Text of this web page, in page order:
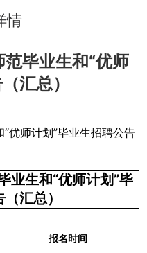
情
毕业生和“优师
汇总）
优师计划”毕业生招聘公告
业生和“优师计划”毕
汇总）
报名时间